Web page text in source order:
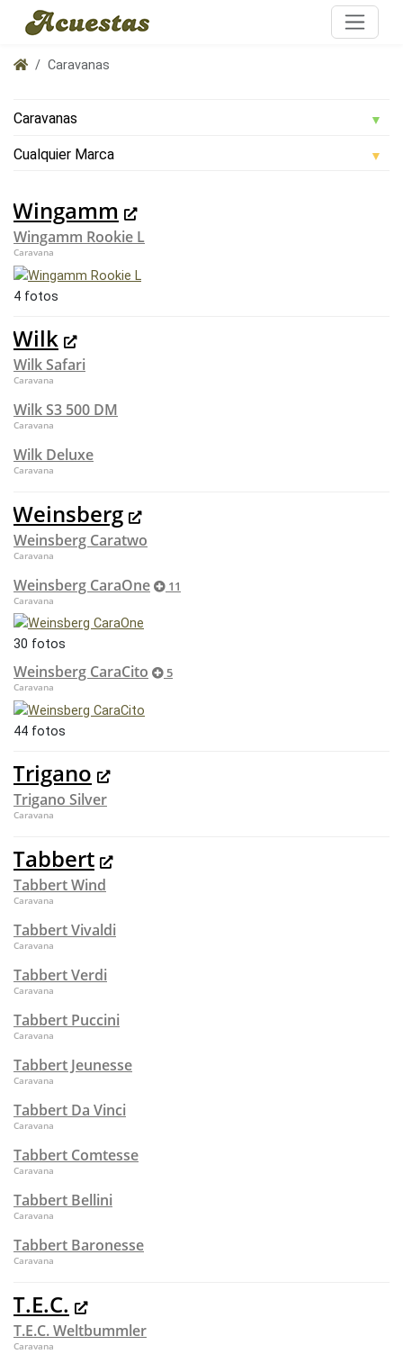
Caravanas
Wingamm
Wingamm Rookie L
Caravana
4 fotos
Wilk
Wilk Safari
Caravana
Wilk S3 500 DM
Caravana
Wilk Deluxe
Caravana
Weinsberg
Weinsberg Caratwo
Caravana
Weinsberg CaraOne 11
Caravana
30 fotos
Weinsberg CaraCito 5
Caravana
44 fotos
Trigano
Trigano Silver
Caravana
Tabbert
Tabbert Wind
Caravana
Tabbert Vivaldi
Caravana
Tabbert Verdi
Caravana
Tabbert Puccini
Caravana
Tabbert Jeunesse
Caravana
Tabbert Da Vinci
Caravana
Tabbert Comtesse
Caravana
Tabbert Bellini
Caravana
Tabbert Baronesse
Caravana
T.E.C.
T.E.C. Weltbummler
Caravana